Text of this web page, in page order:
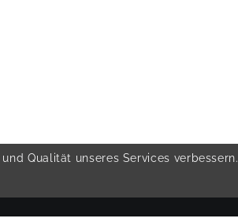
Qualität unseres Services verbessern.